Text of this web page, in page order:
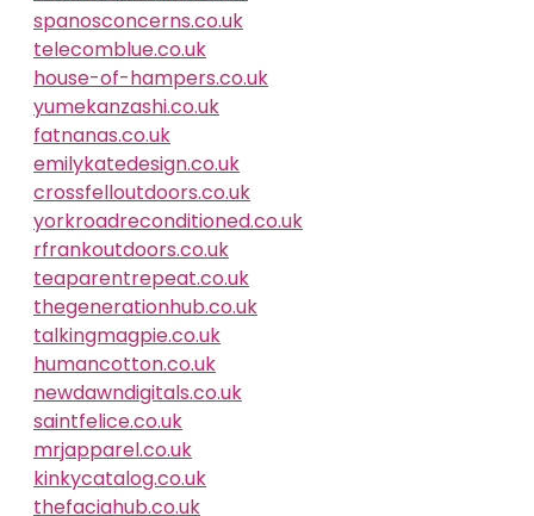
spanosconcerns.co.uk
telecomblue.co.uk
house-of-hampers.co.uk
yumekanzashi.co.uk
fatnanas.co.uk
emilykatedesign.co.uk
crossfelloutdoors.co.uk
yorkroadreconditioned.co.uk
rfrankoutdoors.co.uk
teaparentrepeat.co.uk
thegenerationhub.co.uk
talkingmagpie.co.uk
humancotton.co.uk
newdawndigitals.co.uk
saintfelice.co.uk
mrjapparel.co.uk
kinkycatalog.co.uk
thefaciahub.co.uk